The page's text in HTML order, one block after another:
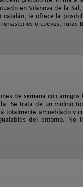
en Vilanova de la
te ofrece la
o cuevas, rutas
de semana con amigos
Se trata de un molino
totalmente amueblado y
del entorno. No